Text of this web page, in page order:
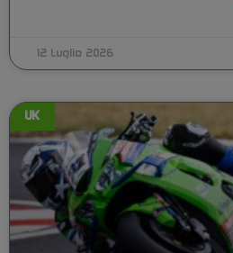
12 Luglio 2026
UK